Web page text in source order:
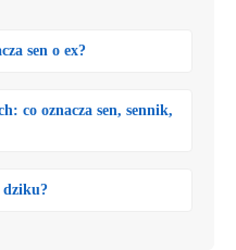
sen o ex?
co oznacza sen, sennik,
dziku?